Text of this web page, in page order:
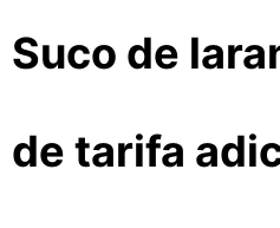
Suco de
de tarifa